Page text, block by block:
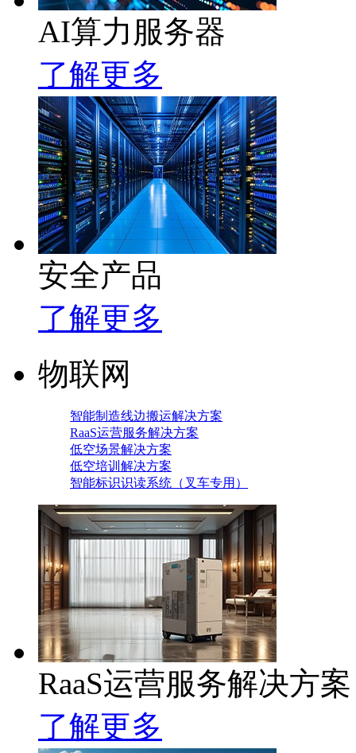
AI算力服务器
了解更多
安全产品
了解更多
物联网
智能制造线边搬运解决方案
RaaS运营服务解决方案
低空场景解决方案
低空培训解决方案
智能标识识读系统（叉车专用）
RaaS运营服务解决方案
了解更多